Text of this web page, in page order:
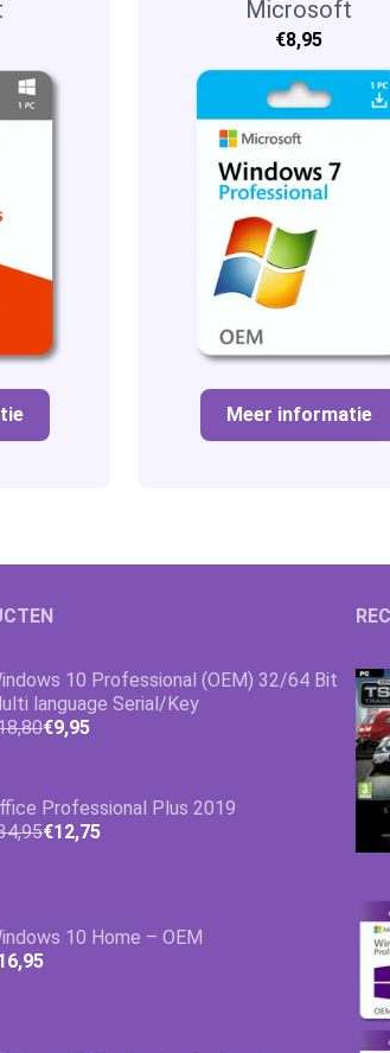
Microsoft
€8,95
Meer informatie
10 Professional (OEM) 32/64 Bit
language Serial/Key
€9,95
Professional Plus 2019
€12,75
10 Home – OEM